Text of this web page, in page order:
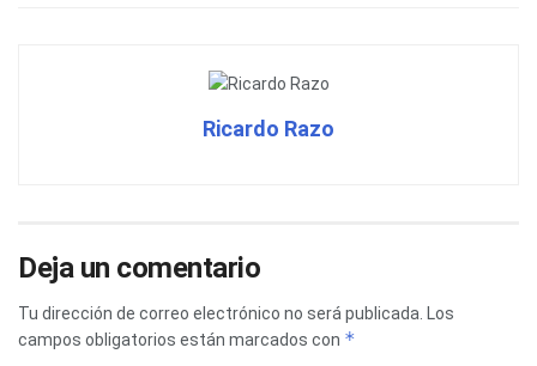
Ricardo Razo
Deja un comentario
Tu dirección de correo electrónico no será publicada.
Los
campos obligatorios están marcados con *